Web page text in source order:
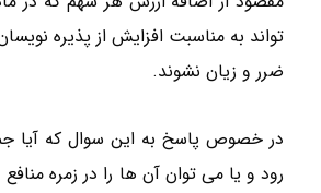
تواند به مناسبت افزایش از پذیره
ضرر و زیان نشوند.
در خصوص پاسخ به این سوال که آیا